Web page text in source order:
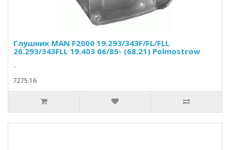
Глушник MAN F2000 19.293/343F/FL/FLL
26.293/343FLL 19.403 06/85- (68.21) Polmostrow
..
7275.16